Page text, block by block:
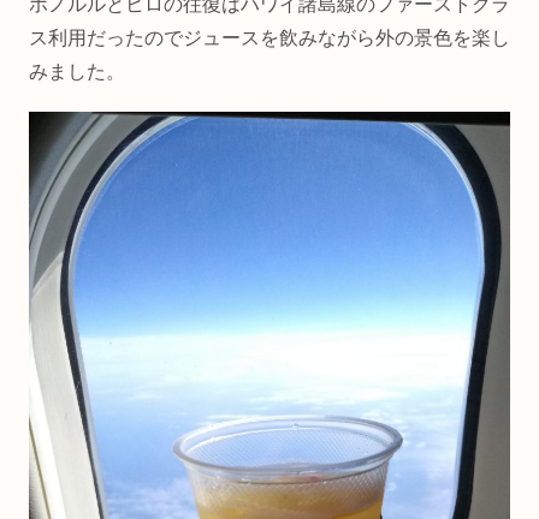
ス利用だったのでジュースを飲みながら外の景色を楽し
みました。